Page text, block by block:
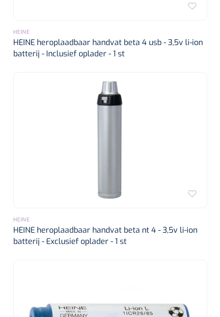
HEINE
HEINE heroplaadbaar handvat beta 4 usb - 3,5v li-ion
batterij - Inclusief oplader - 1 st
HEINE
HEINE heroplaadbaar handvat beta nt 4 - 3,5v li-ion
batterij - Exclusief oplader - 1 st